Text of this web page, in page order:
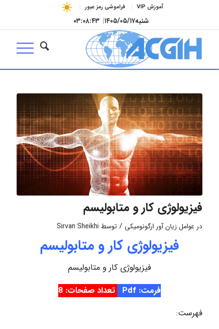
آموزش VIP فراموشی رمز عبور
شنبه۱۴۰۵/۰۵/۱۷| ۰۳:۰۸:۴۴
فیزیولوژی کار و متابولیسم
در عوامل زیان آور ارگونومیکی / توسط Sirvan Sheikhi
فیزیولوژی کار و متابولیسم
فیزیولوژی کار و متابولیسم
فرمت: Pdf
تعداد صفحات: 8
فهرست: